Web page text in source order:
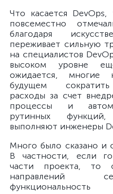
Что касается
повсеместно
благодаря
переживает сильную
на специалистов
высоком уровне
ожидается, многие
будущем сократить
расходы за счет
процессы и
рутинных
выполняют инженеры
Много было сказано и
В частности, если
части проекта, то
направлений